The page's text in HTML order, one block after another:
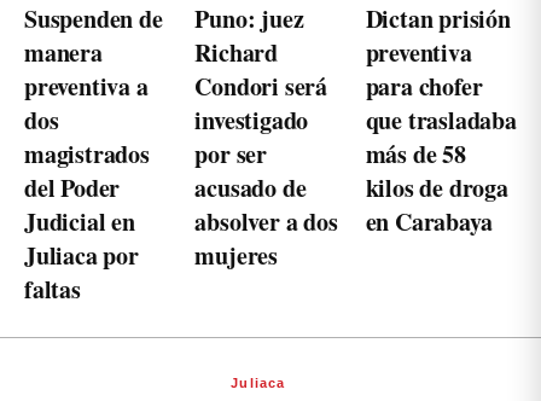
Suspenden de
manera
preventiva a
dos
magistrados
del Poder
Judicial en
Juliaca por
faltas
Puno: juez
Richard
Condori será
investigado
por ser
acusado de
absolver a dos
mujeres
Dictan prisión
preventiva
para chofer
que trasladaba
más de 58
kilos de droga
en Carabaya
Juliaca